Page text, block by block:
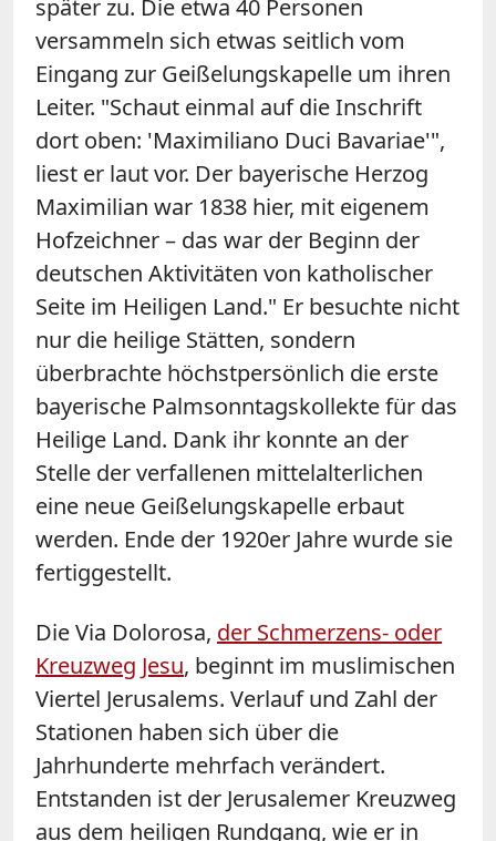
später zu. Die etwa 40 Personen
versammeln sich etwas seitlich vom
Eingang zur Geißelungskapelle um ihren
Leiter. "Schaut einmal auf die Inschrift
dort oben: 'Maximiliano Duci Bavariae'",
liest er laut vor. Der bayerische Herzog
Maximilian war 1838 hier, mit eigenem
Hofzeichner – das war der Beginn der
deutschen Aktivitäten von katholischer
Seite im Heiligen Land." Er besuchte nicht
nur die heilige Stätten, sondern
überbrachte höchstpersönlich die erste
bayerische Palmsonntagskollekte für das
Heilige Land. Dank ihr konnte an der
Stelle der verfallenen mittelalterlichen
eine neue Geißelungskapelle erbaut
werden. Ende der 1920er Jahre wurde sie
fertiggestellt.
Die Via Dolorosa, der Schmerzens- oder
Kreuzweg Jesu, beginnt im muslimischen
Viertel Jerusalems. Verlauf und Zahl der
Stationen haben sich über die
Jahrhunderte mehrfach verändert.
Entstanden ist der Jerusalemer Kreuzweg
aus dem heiligen Rundgang, wie er in